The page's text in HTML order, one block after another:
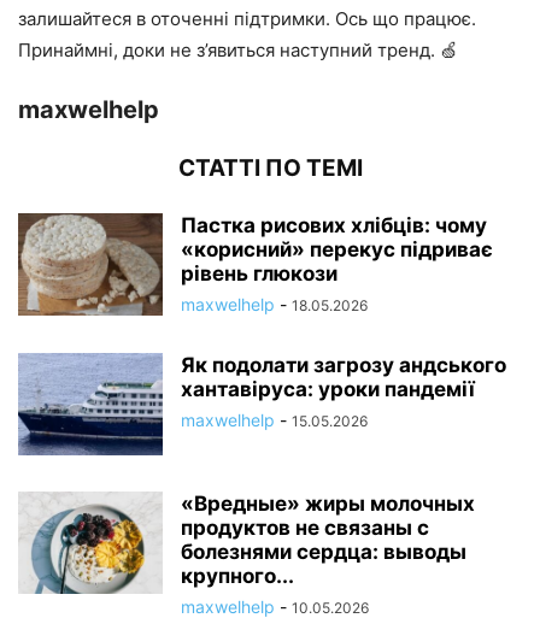
залишайтеся в оточенні підтримки. Ось що працює.
Принаймні, доки не з’явиться наступний тренд. 🍏
maxwelhelp
СТАТТІ ПО ТЕМІ
Пастка рисових хлібців: чому
«корисний» перекус підриває
рівень глюкози
maxwelhelp - 18.05.2026
Як подолати загрозу андського
хантавіруса: уроки пандемії
maxwelhelp - 15.05.2026
«Вредные» жиры молочных
продуктов не связаны с
болезнями сердца: выводы
крупного...
maxwelhelp - 10.05.2026